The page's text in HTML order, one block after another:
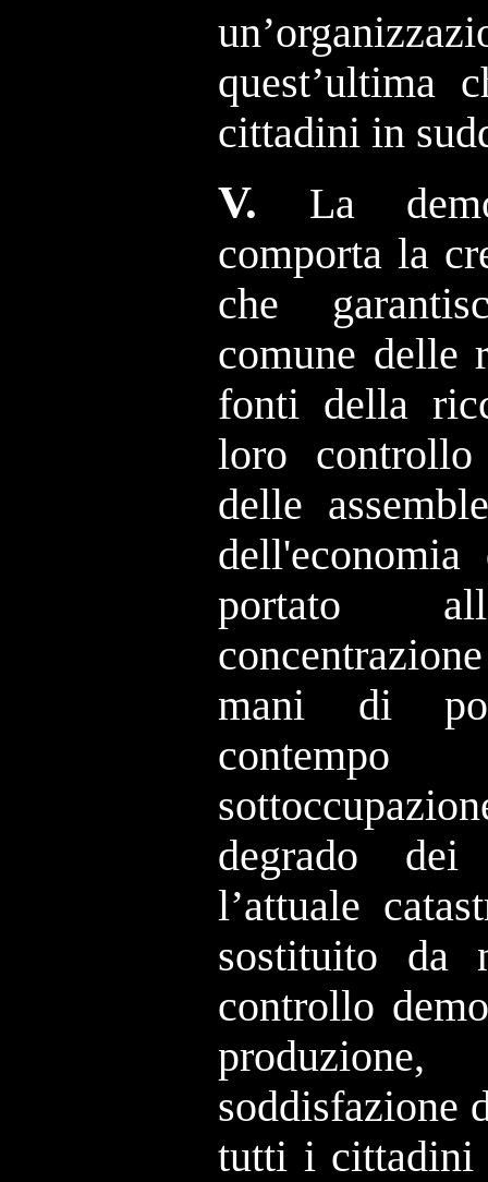
quest’ultima
cittadini in
V.
La
comporta la
che
comune delle
fonti della
loro
delle
portato
mani di
contempo
degrado
l’attuale
sostituito da
controllo
soddisfazione
tutti i cittadini